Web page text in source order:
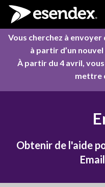
Skip to content
Vous cherchez à envoyer
à partir d’un
À partir du 4 avril,
mettre
Obtenir de l'aide